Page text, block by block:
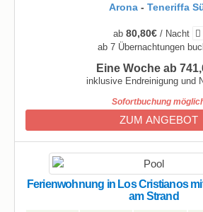
Arona - Teneriffa
ab 80,80€/ Nacht
ab 7 Übernachtungen
Eine Woche ab
inklusive Endreinigung und
Sofortbuchung
ZUM ANGEBOT
Ferienwohnung in Los Cristianos
am Strand